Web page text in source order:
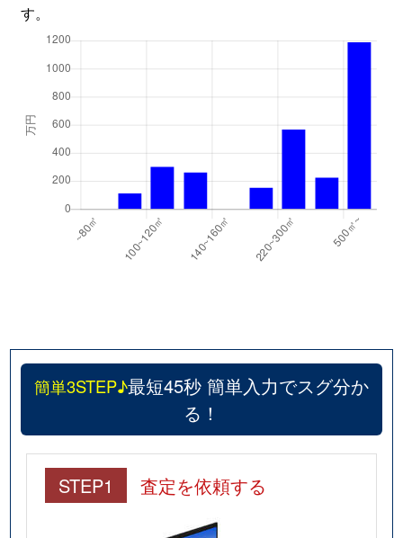
す。
簡単3STEP♪最短45秒 簡単入力でスグ分か
る！
STEP1 査定を依頼する